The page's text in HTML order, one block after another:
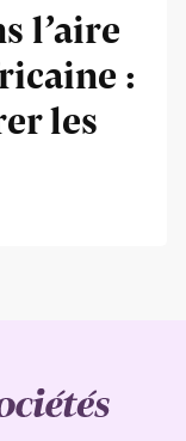
l’aire
:
les